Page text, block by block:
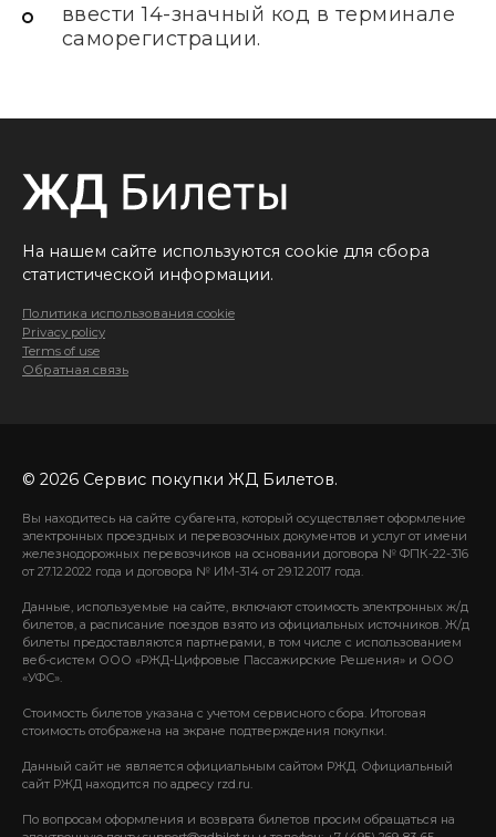
ввести 14-значный код в терминале
саморегистрации.
На нашем сайте используются cookie для сбора
статистической информации.
Политика использования cookie
Privacy policy
Terms of use
Обратная связь
© 2026 Сервис покупки ЖД Билетов.
Вы находитесь на сайте субагента, который осуществляет оформление
электронных проездных и перевозочных документов и услуг от имени
железнодорожных перевозчиков на основании договора № ФПК-22-316
от 27.12.2022 года и договора № ИМ-314 от 29.12.2017 года.
Данные, используемые на сайте, включают стоимость электронных ж/д
билетов, а расписание поездов взято из официальных источников. Ж/д
билеты предоставляются партнерами, в том числе с использованием
веб-систем ООО «РЖД-Цифровые Пассажирские Решения» и ООО
«УФС».
Стоимость билетов указана с учетом сервисного сбора. Итоговая
стоимость отображена на экране подтверждения покупки.
Данный сайт не является официальным сайтом РЖД. Официальный
сайт РЖД находится по адресу rzd.ru.
По вопросам оформления и возврата билетов просим обращаться на